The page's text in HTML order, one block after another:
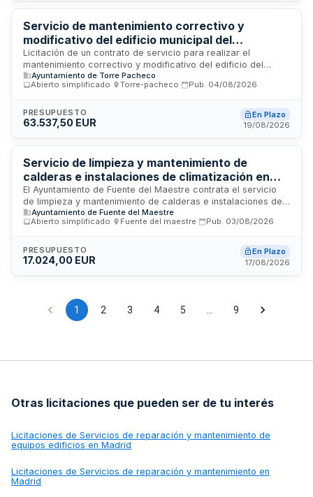
funcionamiento óptimo de todas las instalaciones de los
edificios. La adjudicación corresponde al Parque
Tecnológico y Aeronáutico de Andalucía, S.L. (Aerópolis).
Servicio de mantenimiento correctivo y
modificativo del edificio municipal del
Ayuntamiento de Torre Pacheco
Licitación de un contrato de servicio para realizar el
mantenimiento correctivo y modificativo del edificio del
Ayuntamiento de Torre Pacheco, ubicado en Murcia. El
servicio comprende la realización de reparaciones y
municipal, incluyendo la disponibilidad de recursos humanos
especializados y medios materiales necesarios para
Ayuntamiento de Torre Pacheco
Abierto simplificado
Torre-pacheco Pub. 04/08/2026
PRESUPUESTO
63.537,50 EUR
En Plazo
19/08/2026
Servicio de limpieza y mantenimiento de
calderas e instalaciones de climatización en
edificios municipales de Fuente del Maestre
El Ayuntamiento de Fuente del Maestre contrata el servicio
de limpieza y mantenimiento de calderas e instalaciones de
climatización en sus edificios municipales, incluyendo los
colegios públicos San José de Calasanz y Cruz Valero, así
Centro Joven. La contratación se realiza mediante
procedimiento abierto simplificado abreviado, requiriendo
térmicas y manipulación de gases fluorados.
Ayuntamiento de Fuente del Maestre
Abierto simplificado
Fuente del maestre Pub. 03/08/2026
PRESUPUESTO
17.024,00 EUR
En Plazo
17/08/2026
1 2 3 4 5 9
Otras licitaciones que pueden ser de tu interés
Licitaciones de Servicios de reparación y mantenimiento de
equipos edificios en Madrid
Licitaciones de Servicios de reparación y mantenimiento en
Madrid